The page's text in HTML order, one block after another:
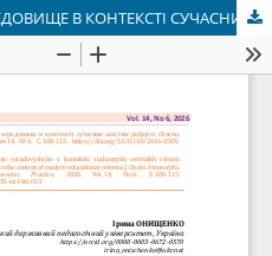
ІНКЛЮЗИВНЕ ОСВІТНЄ СЕРЕДОВИЩЕ В КОНТЕКСТІ СУЧАСНИХ ОСВІТНІХ РЕФОРМ